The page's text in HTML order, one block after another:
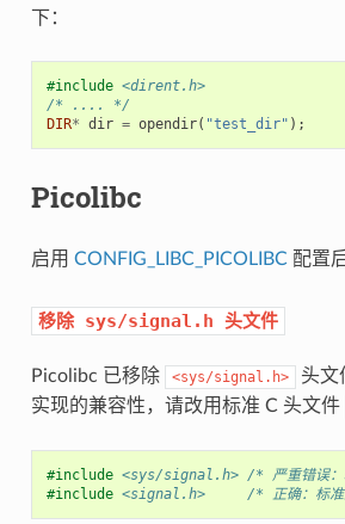
下：
#include <dirent.h>
/* .... */
DIR* dir = opendir( "test_dir" );
Picolibc
启用 CONFIG_LIBC_PICOLIBC配置
移除 sys/signal.h 头文件
Picolibc 已移除 <sys/signal.h>
头文
实现的兼容性，请改用标准 C 头文件
#include <sys/signal.h> /* 严重错误：
#include <signal.h>
/* 正确：标